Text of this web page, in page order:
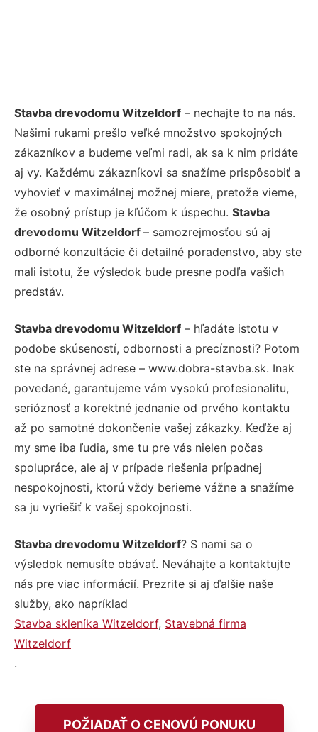
Stavba drevodomu Witzeldorf – nechajte to na nás.
Našimi rukami prešlo veľké množstvo spokojných
zákazníkov a budeme veľmi radi, ak sa k nim pridáte
aj vy. Každému zákazníkovi sa snažíme prispôsobiť a
vyhovieť v maximálnej možnej miere, pretože vieme,
že osobný prístup je kľúčom k úspechu. Stavba
drevodomu Witzeldorf – samozrejmosťou sú aj
odborné konzultácie či detailné poradenstvo, aby ste
mali istotu, že výsledok bude presne podľa vašich
predstáv.
Stavba drevodomu Witzeldorf – hľadáte istotu v
podobe skúseností, odbornosti a precíznosti? Potom
ste na správnej adrese – www.dobra-stavba.sk. Inak
povedané, garantujeme vám vysokú profesionalitu,
serióznosť a korektné jednanie od prvého kontaktu
až po samotné dokončenie vašej zákazky. Keďže aj
my sme iba ľudia, sme tu pre vás nielen počas
spolupráce, ale aj v prípade riešenia prípadnej
nespokojnosti, ktorú vždy berieme vážne a snažíme
sa ju vyriešiť k vašej spokojnosti.
Stavba drevodomu Witzeldorf? S nami sa o
výsledok nemusíte obávať. Neváhajte a kontaktujte
nás pre viac informácií. Prezrite si aj ďalšie naše
služby, ako napríklad
Stavba skleníka Witzeldorf, Stavebná firma
Witzeldorf
.
POŽIADAŤ O CENOVÚ PONUKU